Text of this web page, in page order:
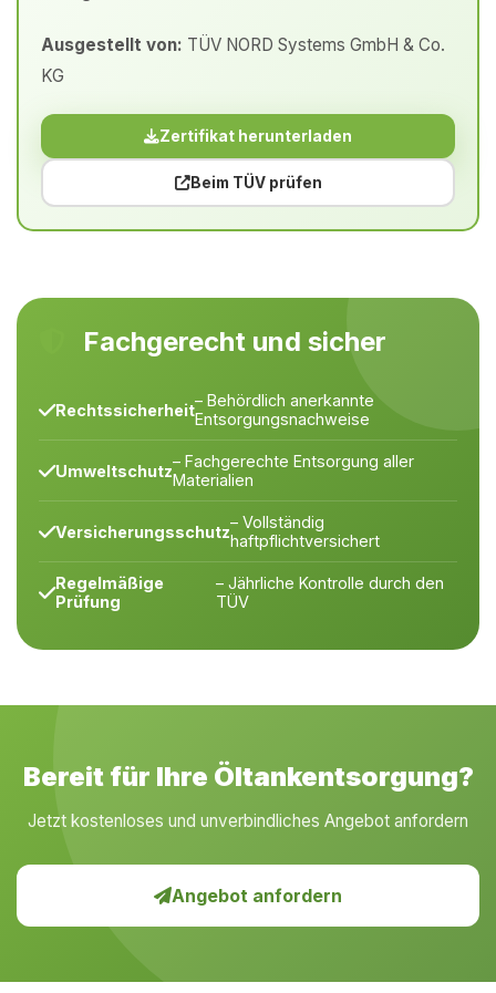
Ausgestellt von: TÜV NORD Systems GmbH & Co.
KG
Zertifikat herunterladen
Beim TÜV prüfen
Fachgerecht und sicher
Rechtssicherheit– Behördlich anerkannte
Entsorgungsnachweise
Umweltschutz– Fachgerechte Entsorgung aller
Materialien
Versicherungsschutz– Vollständig
haftpflichtversichert
Regelmäßige
Prüfung
– Jährliche Kontrolle durch den
TÜV
Bereit für Ihre Öltankentsorgung?
Jetzt kostenloses und unverbindliches Angebot anfordern
Angebot anfordern